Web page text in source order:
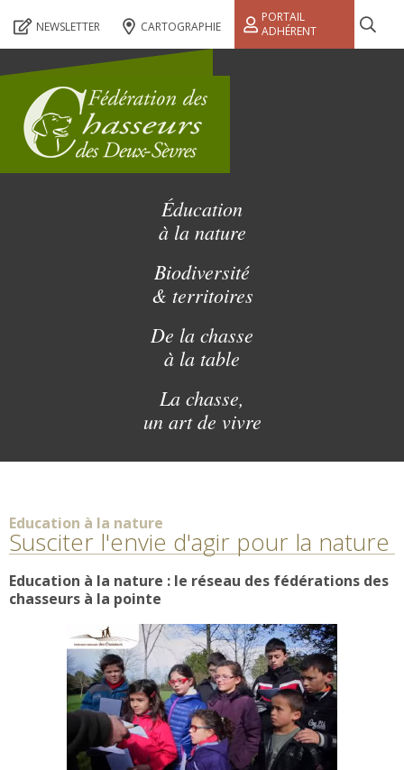
NEWSLETTER CARTOGRAPHIE
PORTAIL
ADHÉRENT
Éducation
à la nature
Biodiversité
& territoires
De la chasse
à la table
La chasse,
un art de vivre
Education à la nature
Susciter l'envie d'agir pour la nature
Education à la nature : le réseau des fédérations des
chasseurs à la pointe